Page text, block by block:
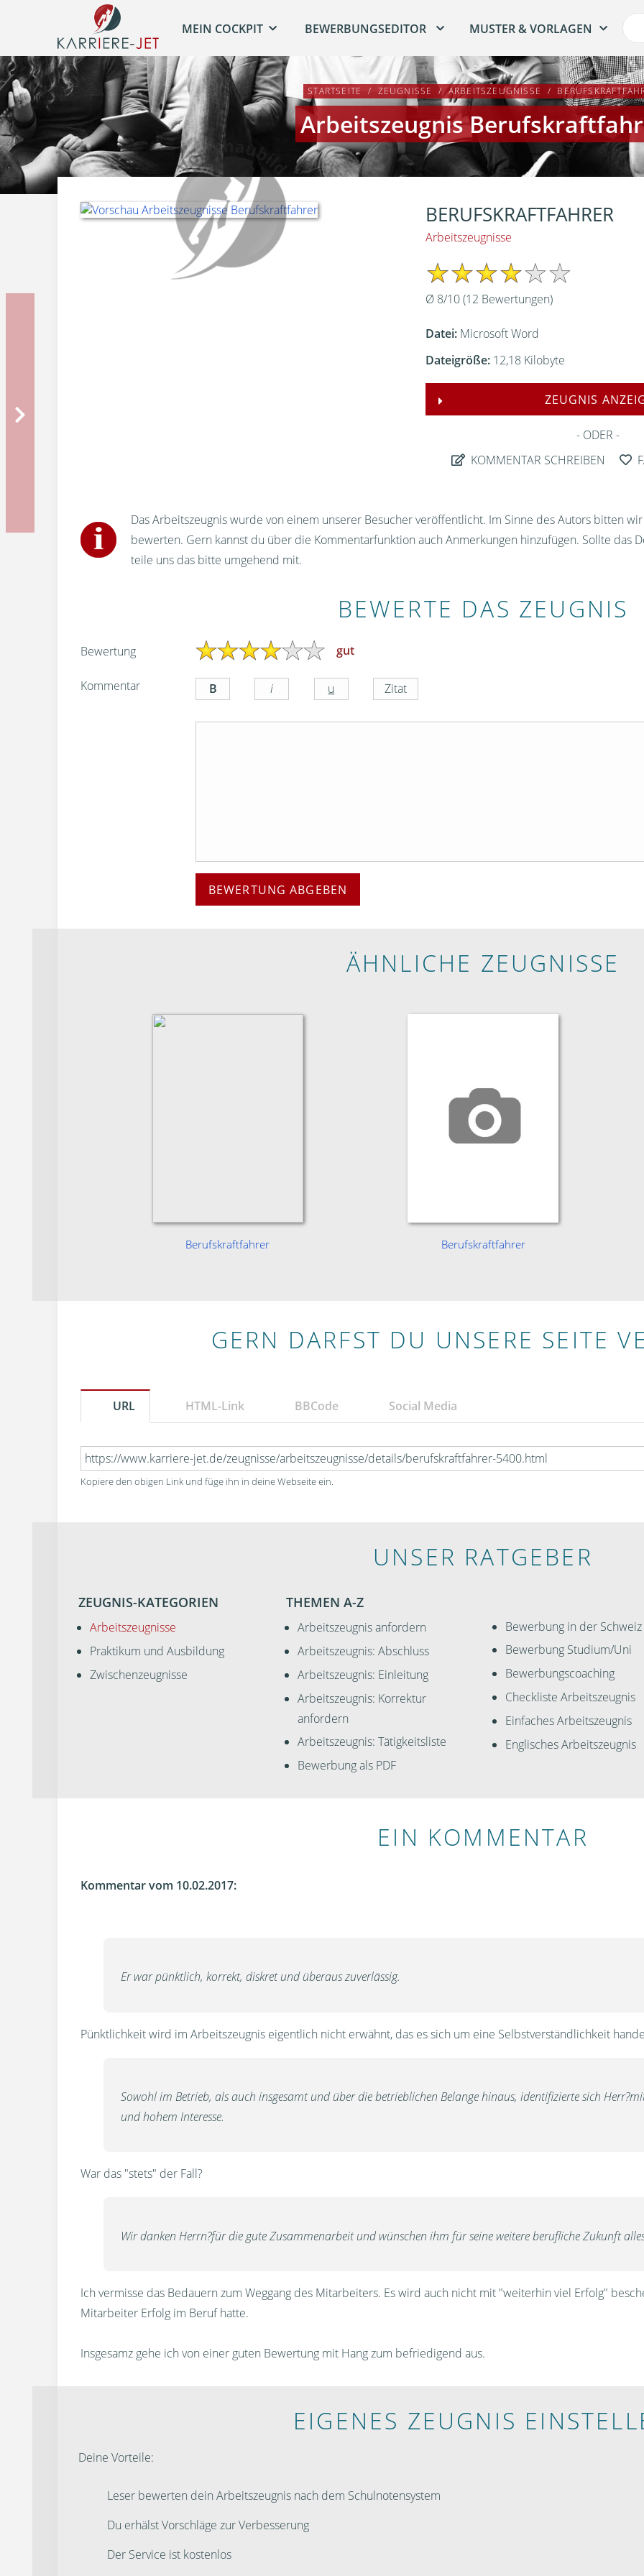
MEIN COCKPIT BEWERBUNGSEDITOR MUSTER & VORLAGEN
STARTSEITE ZEUGNISSE ARBEITSZEUGNISSE
Arbeitszeugnis
BERUFSKRAFTFAHRER
Arbeitszeugnisse
Ø 8/10(12 Bewertungen)
Datei: Microsoft Word
Dateigröße: 12,18 Kilobyte
ZEUGNIS
ODER
KOMMENTAR SCHREIBEN
Das Arbeitszeugnis wurde von einem unserer Besucher veröffentlicht. Im Sinne des Autors bitten
bewerten. Gern kannst du über die Kommentarfunktion auch Anmerkungen hinzufügen. Sollte das
teile uns das bitte umgehend mit.
BEWERTE DAS ZEUGNIS
Bewertung gut
Kommentar
BEWERTUNG ABGEBEN
ÄHNLICHE ZEUGNISSE
Berufskraftfahrer Berufskraftfahrer
GERN DARFST DU UNSERE SEITE
URL HTML-Link BBCode Social Media
Kopiere den obigen Link und füge ihn in deine Webseite ein.
UNSER RATGEBER
ZEUGNIS-KATEGORIEN
Arbeitszeugnisse
Praktikum und Ausbildung
Zwischenzeugnisse
THEMEN A-Z
Arbeitszeugnis anfordern
Arbeitszeugnis: Abschluss
Arbeitszeugnis: Einleitung
Arbeitszeugnis: Korrektur
anfordern
Arbeitszeugnis: Tätigkeitsliste
Bewerbung als PDF
Bewerbung in der Schweiz
Bewerbung Studium/Uni
Bewerbungscoaching
Checkliste Arbeitszeugnis
Einfaches Arbeitszeugnis
Englisches Arbeitszeugnis
EIN KOMMENTAR
Kommentar vom 10.02.2017:
Er war pünktlich, korrekt, diskret und überaus zuverlässig.
Pünktlichkeit wird im Arbeitszeugnis eigentlich nicht erwähnt, das es sich um eine Selbstverständlichkeit
Sowohl im Betrieb, als auch insgesamt und über die betrieblichen Belange hinaus, identifizierte sich
und hohem Interesse.
War das "stets" der Fall?
Wir danken Herrn?für die gute Zusammenarbeit und wünschen ihm für seine weitere berufliche Zukunft
Ich vermisse das Bedauern zum Weggang des Mitarbeiters. Es wird auch nicht mit "weiterhin viel Erfolg"
Mitarbeiter Erfolg im Beruf hatte.
Insgesamz gehe ich von einer guten Bewertung mit Hang zum befriedigend aus.
EIGENES ZEUGNIS
Deine Vorteile:
Leser bewerten dein Arbeitszeugnis nach dem Schulnotensystem
Du erhälst Vorschläge zur Verbesserung
Der Service ist kostenlos